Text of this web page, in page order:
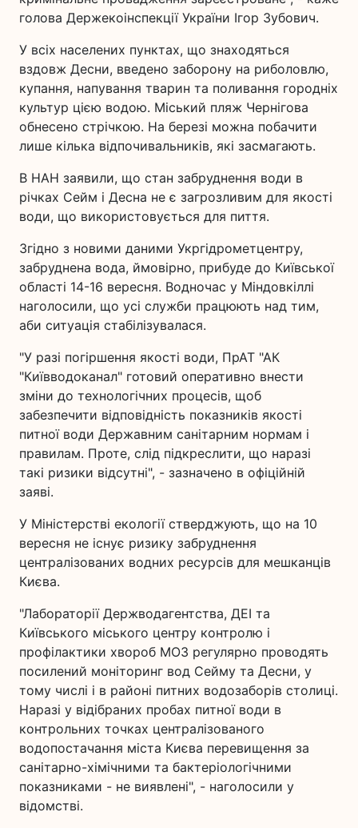
голова Держекоінспекції України Ігор Зубович.
У всіх населених пунктах, що знаходяться
вздовж Десни, введено заборону на риболовлю,
купання, напування тварин та поливання городніх
культур цією водою. Міський пляж Чернігова
обнесено стрічкою. На березі можна побачити
лише кілька відпочивальників, які засмагають.
В НАН заявили, що стан забруднення води в
річках Сейм і Десна не є загрозливим для якості
води, що використовується для пиття.
Згідно з новими даними Укргідрометцентру,
забруднена вода, ймовірно, прибуде до Київської
області 14-16 вересня. Водночас у Міндовкіллі
наголосили, що усі служби працюють над тим,
аби ситуація стабілізувалася.
"У разі погіршення якості води, ПрАТ "АК
"Київводоканал" готовий оперативно внести
зміни до технологічних процесів, щоб
забезпечити відповідність показників якості
питної води Державним санітарним нормам і
правилам. Проте, слід підкреслити, що наразі
такі ризики відсутні", - зазначено в офіційній
заяві.
У Міністерстві екології стверджують, що на 10
вересня не існує ризику забруднення
централізованих водних ресурсів для мешканців
Києва.
"Лабораторії Держводагентства, ДЕІ та
Київського міського центру контролю і
профілактики хвороб МОЗ регулярно проводять
посилений моніторинг вод Сейму та Десни, у
тому числі і в районі питних водозаборів столиці.
Наразі у відібраних пробах питної води в
контрольних точках централізованого
водопостачання міста Києва перевищення за
санітарно-хімічними та бактеріологічними
показниками - не виявлені", - наголосили у
відомстві.